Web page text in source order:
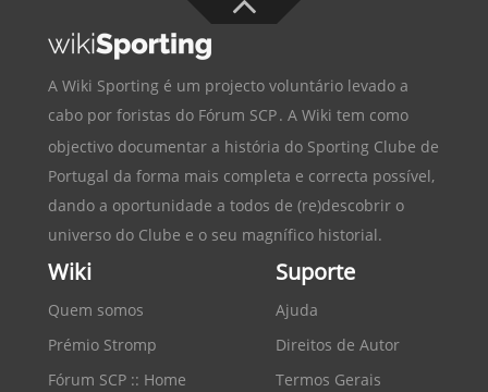
A Wiki Sporting é um projecto voluntário levado a
cabo por foristas do Fórum SCP. A Wiki tem como
objectivo documentar a história do Sporting Clube de
Portugal da forma mais completa e correcta possível,
dando a oportunidade a todos de (re)descobrir o
universo do Clube e o seu magnífico historial.
Wiki
Quem somos
Prémio Stromp
Fórum SCP :: Home
Suporte
Ajuda
Direitos de Autor
Termos Gerais